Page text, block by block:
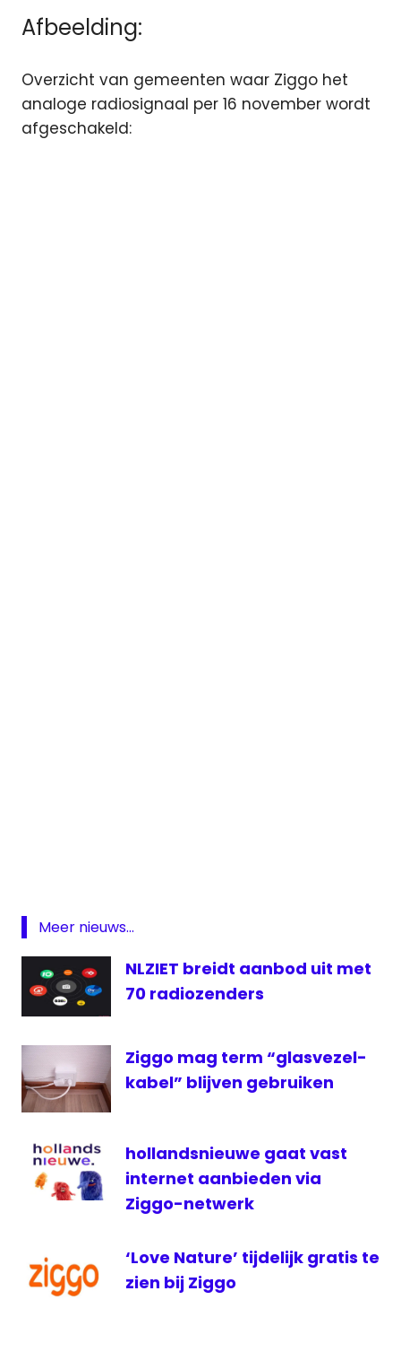
Afbeelding:
Overzicht van gemeenten waar Ziggo het
analoge radiosignaal per 16 november wordt
afgeschakeld:
radio
Radio
Tilburg
ziggo
Meer nieuws...
NLZIET breidt aanbod uit met
70 radiozenders
Ziggo mag term “glasvezel-
kabel” blijven gebruiken
hollandsnieuwe gaat vast
internet aanbieden via
Ziggo-netwerk
‘Love Nature’ tijdelijk gratis te
zien bij Ziggo